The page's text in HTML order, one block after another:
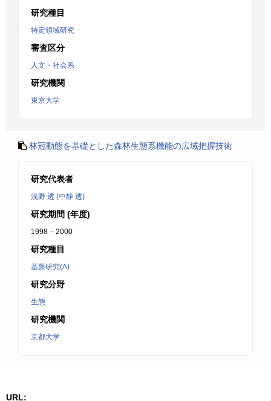
研究種目
特定領域研究
審査区分
人文・社会系
研究機関
東京大学
林冠動態を基礎とした森林生態系機能の広域把握技術
研究代表者
浅野 透 (中静 透)
研究期間 (年度)
1998 – 2000
研究種目
基盤研究(A)
研究分野
生態
研究機関
京都大学
URL: